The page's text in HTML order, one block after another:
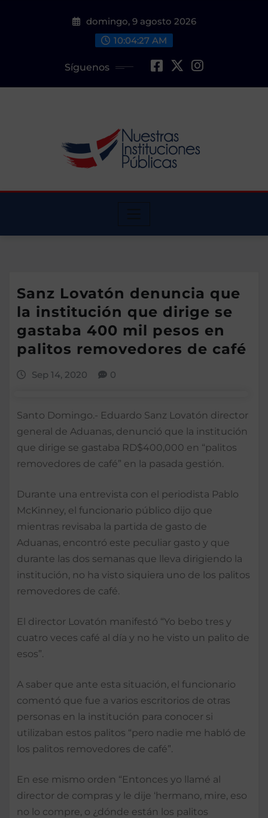
domingo, 9 agosto 2026
10:04:28 AM
Síguenos
Sanz Lovatón denuncia que
la institución que dirige se
gastaba 400 mil pesos en
palitos removedores de café
Sep 14, 2020 0
Santo Domingo.- Eduardo Sanz Lovatón director
general de Aduanas, denunció que la institución
que dirige se gastaba RD$400,000 en “palitos
removedores de café” en la pasada gestión.
Durante una entrevista con el periodista Pablo
McKinney, el funcionario público dijo que
mientras revisaba la partida de gasto de
Aduanas, encontró este peculiar gasto y que
durante las dos semanas que lleva dirigiendo la
institución, no ha visto siquiera uno de los palitos
removedores de café.
El director Lovatón manifestó “Yo bebo tres y
cuatro veces café al día y no he visto un palito de
esos”.
A saber que ante esta situación, el funcionario
comentó que fue a varios escritorios de otras
personas en la institución para conocer si
utilizaban estos palitos “pero nadie me habló de
los palitos removedores de café”.
En ese mismo orden “Entonces yo llamé al
director de compras y le dije ‘hermano, mire, eso
no lo compre, o ¿dónde están los palitos